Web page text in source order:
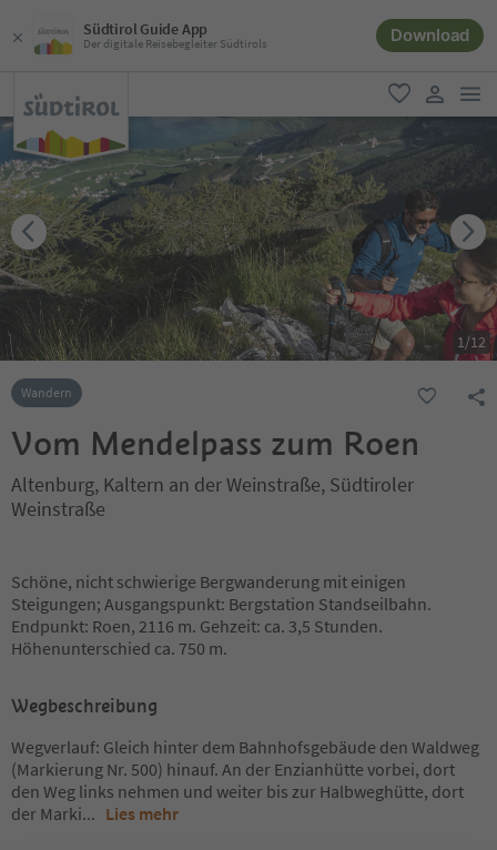
Südtirol Guide App
Der digitale Reisebegleiter Südtirols Download
favorit
user link
1/12
Wandern
Vom Mendelpass zum Roen
Altenburg, Kaltern an der Weinstraße, Südtiroler
Weinstraße
Schöne, nicht schwierige Bergwanderung mit einigen
Steigungen; Ausgangspunkt: Bergstation Standseilbahn.
Endpunkt: Roen, 2116 m. Gehzeit: ca. 3,5 Stunden.
Höhenunterschied ca. 750 m.
Wegbeschreibung
Wegverlauf: Gleich hinter dem Bahnhofsgebäude den Waldweg
(Markierung Nr. 500) hinauf. An der Enzianhütte vorbei, dort
den Weg links nehmen und weiter bis zur Halbweghütte, dort
der Marki... Lies mehr